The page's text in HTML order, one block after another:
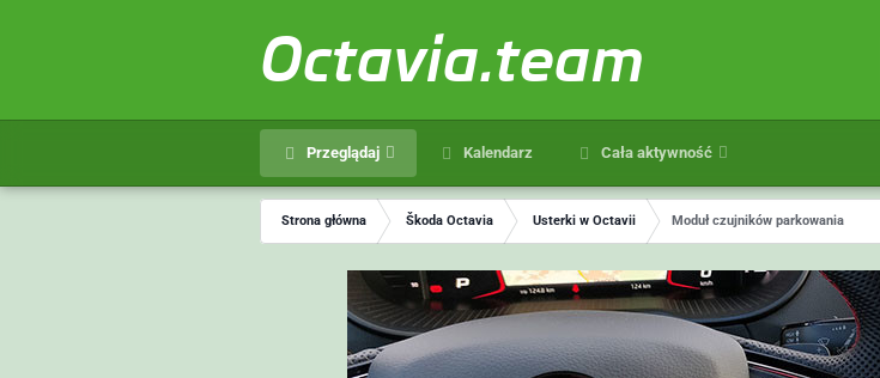
Octavia.team
Przeglądaj Kalendarz Cała aktywność
Strona główna Škoda Octavia Usterki w Octavii Moduł czujników parkowania